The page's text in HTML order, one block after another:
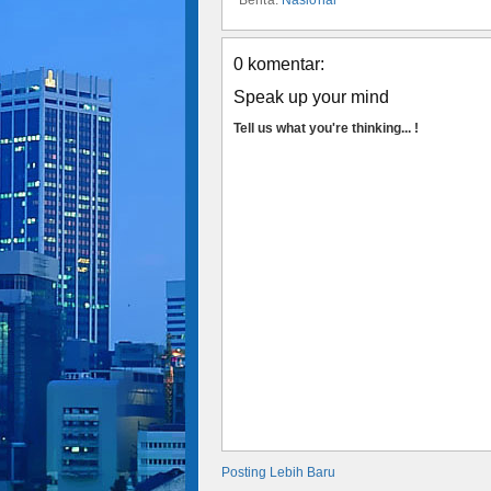
0 komentar:
Speak up your mind
Tell us what you're thinking... !
Posting Lebih Baru